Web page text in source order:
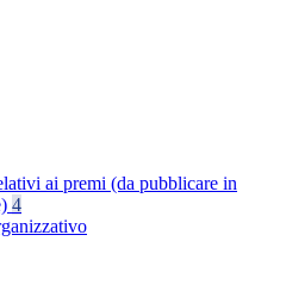
ai premi (da pubblicare in
4